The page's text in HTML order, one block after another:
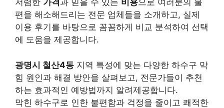
저렴한 가격과 믿을 수 있는 비용으로 여러분의 불
편을 해소해드리는 전문 업체들을 소개하고, 실제
이용 후기를 바탕으로 꼼꼼하게 비교 분석하여 선택
에 도움을 제공합니다.
광명시 철산4동 지역 특성에 맞는 다양한 하수구 막
힘 원인과 해결 방안을 살펴보고, 전문가들이 추천
하는 효과적인 예방법까지 알려제공합니다.
막힌 하수구로 인한 불편함과 걱정을 줄이고 쾌적한